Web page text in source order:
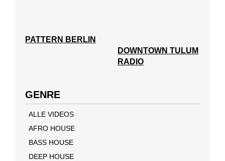
PATTERN BERLIN
DOWNTOWN TULUM
RADIO
GENRE
ALLE VIDEOS
AFRO HOUSE
BASS HOUSE
DEEP HOUSE